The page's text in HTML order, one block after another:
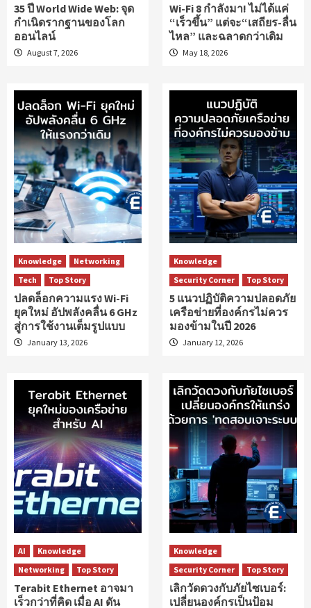
35 ปี World Wide Web: จุด
กำเนิดรากฐานของโลก
ออนไลน์
August 7, 2026
Wi-Fi 8 กำลังมา! ไม่ได้แค่
“เร็วขึ้น” แต่จะ“เสถียร-ลื่น
ไหล” และฉลาดกว่าเดิม
May 18, 2026
Knowledge
Networking
Tech
Top Story
ปลดล็อกความแรง Wi-Fi
ยุคใหม่ อัปพลังคลื่น 6 GHz
สู่การใช้งานเต็มรูปแบบ
January 13, 2026
Knowledge
Security Corner
Top Story
5 แนวปฏิบัติความปลอดภัย
เครือข่ายที่องค์กรไม่ควร
มองข้ามในปี 2026
January 12, 2026
AI
Knowledge
Networking
Top Story
Terabit Ethernet อาจมา
เร็วกว่าที่คิด เมื่อ AI ดัน
Knowledge
Security Corner
Top Story
เลิกวัดดวงกับภัยไซเบอร์:
เปลี่ยนองค์กรเป็นป้อม